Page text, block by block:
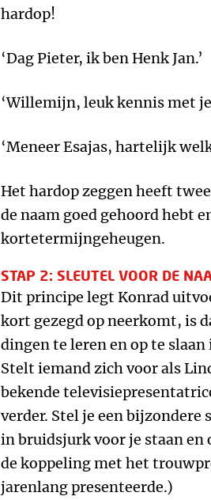
hardop!
‘Dag Pieter, ik ben Henk Jan.’
‘Willemijn, leuk kennis met
‘Meneer Esajas, hartelijk
Het hardop zeggen heeft
de naam goed gehoord hebt
kortetermijngeheugen.
STAP 2: SLEUTEL VOOR DE
Dit principe legt Konrad
kort gezegd op neerkomt, is
dingen te leren en op te
Stelt iemand zich voor als
bekende
verder. Stel je een bijzondere
in bruidsjurk voor je staan en
de koppeling met het
jarenlang presenteerde.)